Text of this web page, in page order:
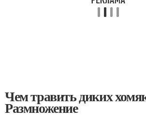
Чем травить диких
Размножение